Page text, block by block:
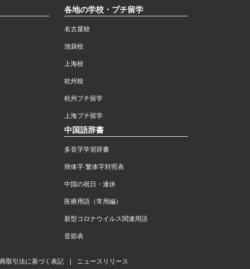
各地の学校・プチ留学
名古屋校
池袋校
上海校
杭州校
杭州プチ留学
上海プチ留学
中国語辞書
多音字学習辞書
簡体字·繁体字対照表
中国の祝日・連休
医療用語（常用編）
新型コロナウイルス関連用語
音節表
取引法に基づく表記 ニュースリリース